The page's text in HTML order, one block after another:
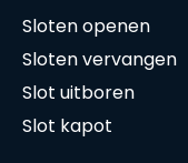
Sloten openen
Sloten vervangen
Slot uitboren
Slot kapot